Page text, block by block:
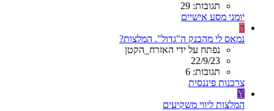
תגובות: 29
יומני מסע אישיים
ה
נמאס לי מהבנק ה"גדול". המלצות?
נפתח על ידי האזרח_הקטן
22/9/23
תגובות: 6
צרכנות פיננסית
Y
המלצות ליווי משקיעים